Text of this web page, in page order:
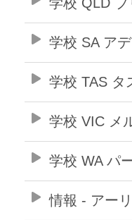
学校 SA ア
学校 TAS タ
学校 VIC メ
学校 WA パ
情報 - アー